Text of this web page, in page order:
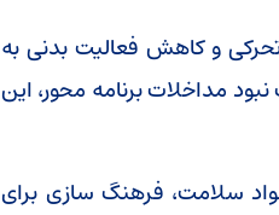
و کاهش فعالیت بدنی به
مداخلات برنامه محور، این
سلامت، فرهنگ سازی برای